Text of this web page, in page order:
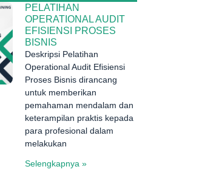
PELATIHAN
OPERATIONAL AUDIT
EFISIENSI PROSES
BISNIS
Deskripsi Pelatihan
Operational Audit Efisiensi
Proses Bisnis dirancang
untuk memberikan
pemahaman mendalam dan
keterampilan praktis kepada
para profesional dalam
melakukan
Selengkapnya »